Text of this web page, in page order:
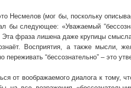
Несмелов (мог бы, поскольку
бы следующее: «Уважаемый
Эта фраза лишена даже крупицы
Восприятия, а также мысли,
переживать “бессознательно” – это
от воображаемого диалога к тому,